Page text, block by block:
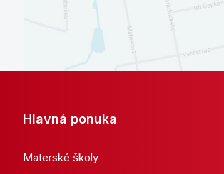
Hlavná ponuka
Materské školy